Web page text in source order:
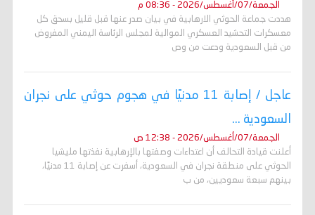
الجمعة/07/أغسطس/2026 - 08:36 م
هددت جماعة الحوثي الارهابية في بيان صدر عنها قبل قليل بسحق كل
معسكرات التحشيد العسكري الموالية لمجلس الرئاسة اليمني المفروض
من قبل السعودية ودعت من وص
عاجل / إصابة 11 مدنيًا في هجوم حوثي على نجران
السعودية ...
الجمعة/07/أغسطس/2026 - 12:38 ص
أعلنت قيادة التحالف أن اعتداءات وصفتها بالإرهابية نفذتها مليشيا
الحوثي على منطقة نجران في السعودية، أسفرت عن إصابة 11 مدنيًا،
بينهم سبعة سعوديين، من ب